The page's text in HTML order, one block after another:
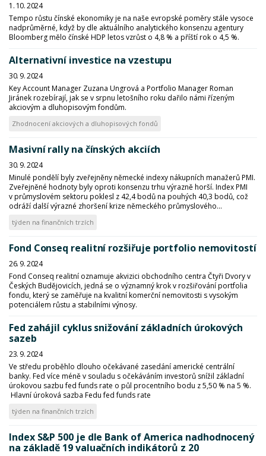
1. 10. 2024
Tempo růstu čínské ekonomiky je na naše evropské poměry stále vysoce
nadprůměrné, když by dle aktuálního analytického konsenzu agentury
Bloomberg mělo čínské HDP letos vzrůst o 4,8 % a příští rok o 4,5 %.
Alternativní investice na vzestupu
30. 9. 2024
Key Account Manager Zuzana Ungrová a Portfolio Manager Roman
Jiránek rozebírají, jak se v srpnu letošního roku dařilo námi řízeným
akciovým a dluhopisovým fondům.
Zhodnocení akciových a dluhopisových fondů
Masivní rally na čínských akciích
30. 9. 2024
Minulé pondělí byly zveřejněny německé indexy nákupních manažerů PMI.
Zveřejněné hodnoty byly oproti konsenzu trhu výrazně horší. Index PMI
v průmyslovém sektoru poklesl z 42,4 bodů na pouhých 40,3 bodů, což
odráží další výrazné zhoršení krize německého průmyslového...
týden na finančních trzích
Fond Conseq realitní rozšiřuje portfolio nemovitostí
26. 9. 2024
Fond Conseq realitní oznamuje akvizici obchodního centra Čtyři Dvory v
Českých Budějovicích, jedná se o významný krok v rozšiřování portfolia
fondu, který se zaměřuje na kvalitní komerční nemovitosti s vysokým
potenciálem růstu a stabilními výnosy.
Fed zahájil cyklus snižování základních úrokových
sazeb
23. 9. 2024
Ve středu proběhlo dlouho očekávané zasedání americké centrální
banky. Fed více méně v souladu s očekáváním investorů snížil základní
úrokovou sazbu fed funds rate o půl procentního bodu z 5,50 % na 5 %.
Hlavní úroková sazba Fedu fed funds rate
týden na finančních trzích
Index S&P 500 je dle Bank of America nadhodnocený
na základě 19 valuačních indikátorů z 20